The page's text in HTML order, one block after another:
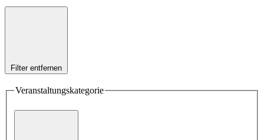
Filter entfernen
Veranstaltungskategorie